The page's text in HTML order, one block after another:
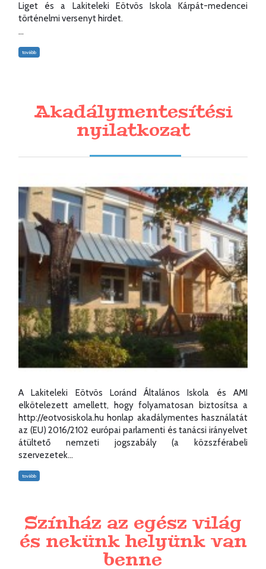
Liget és a Lakiteleki Eötvös Iskola Kárpát-medencei
történelmi versenyt hirdet.
...
tovább
Akadálymentesítési
nyilatkozat
A Lakiteleki Eötvös Loránd Általános Iskola és AMI
elkötelezett amellett, hogy folyamatosan biztosítsa a
http://eotvosiskola.hu honlap akadálymentes használatát
az (EU) 2016/2102 európai parlamenti és tanácsi irányelvet
átültető nemzeti jogszabály (a közszférabeli
szervezetek...
tovább
Színház az egész világ
és nekünk helyünk van
benne